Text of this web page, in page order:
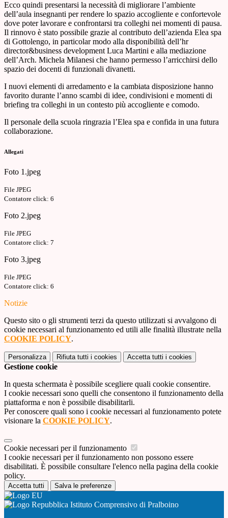
Ecco quindi presentarsi la necessità di migliorare l’ambiente
dell’aula insegnanti per rendere lo spazio accogliente e confortevole
dove poter lavorare e confrontarsi tra colleghi nei momenti di pausa.
Il rinnovo è stato possibile grazie al contributo dell’azienda Elea spa
di Gottolengo, in particolar modo alla disponibilità dell’hr
director&business development Luca Martini e alla mediazione
dell’Arch. Michela Milanesi che hanno permesso l’arricchirsi dello
spazio dei docenti di funzionali divanetti.
I nuovi elementi di arredamento e la cambiata disposizione hanno
favorito durante l’anno scambi di idee, condivisioni e momenti di
briefing tra colleghi in un contesto più accogliente e comodo.
Il personale della scuola ringrazia l’Elea spa e confida in una futura
collaborazione.
Allegati
Foto 1.jpeg
File JPEG
Contatore click: 6
Foto 2.jpeg
File JPEG
Contatore click: 7
Foto 3.jpeg
File JPEG
Contatore click: 6
Notizie
Questo sito o gli strumenti terzi da questo utilizzati si avvalgono di
cookie necessari al funzionamento ed utili alle finalità illustrate nella
COOKIE POLICY.
Personalizza Rifiuta tutti i cookies Accetta tutti i cookies
Gestione cookie
In questa schermata è possibile scegliere quali cookie consentire.
I cookie necessari sono quelli che consentono il funzionamento della
piattaforma e non è possibile disabilitarli.
Per conoscere quali sono i cookie necessari al funzionamento potete
visionare la COOKIE POLICY.
Cookie necessari per il funzionamento
I cookie necessari per il funzionamento non possono essere
disabilitati. È possibile consultare l'elenco nella pagina della cookie
policy.
Accetta tutti Salva le preferenze
Istituto Comprensivo di Pralboino